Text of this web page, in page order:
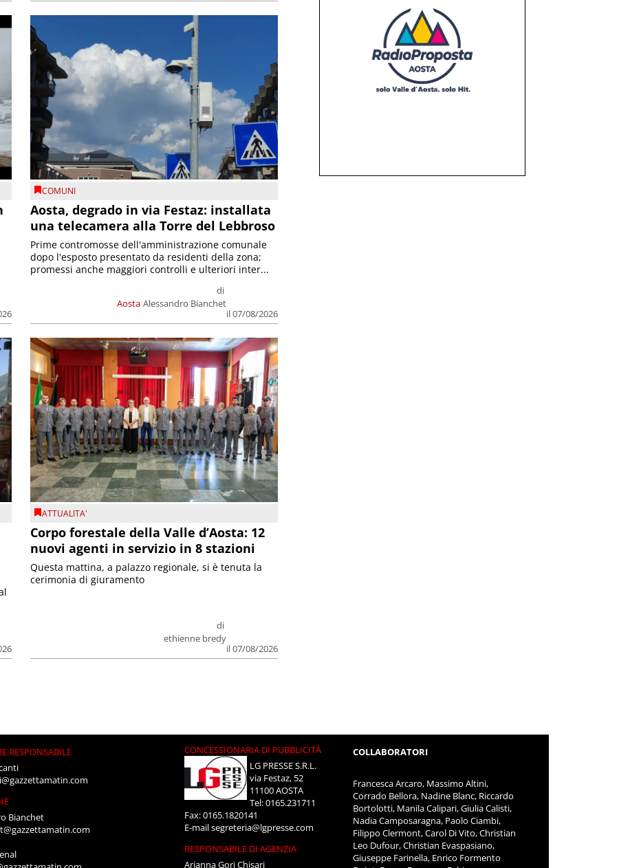
COMUNI
Aosta, degrado in via Festaz: installata
una telecamera alla Torre del Lebbroso
Aosta
di
Alessandro Bianchet
il 07/08/2026
Prime contromosse dell'amministrazione comunale
dopo l'esposto presentato da residenti della zona;
promessi anche maggiori controlli e ulteriori inter...
ATTUALITA'
Corpo forestale della Valle d’Aosta: 12
nuovi agenti in servizio in 8 stazioni
di
ethienne bredy
il 07/08/2026
Questa mattina, a palazzo regionale, si è tenuta la
cerimonia di giuramento
RESPONSABILE
Bianchet
CONCESSIONARIA DI PUBBLICITÀ
LG PRESSE S.R.L.
via Festaz, 52
11100 AOSTA
Tel: 0165.231711
Fax: 0165.1820141
E-mailsegreteria@lgpresse.com
RESPONSABILE DI AGENZIA
Arianna Gori Chisari
COLLABORATORI
Francesca Arcaro, Massimo Altini,
Corrado Bellora, Nadine Blanc, Riccardo
Bortolotti, Manila Calipari, Giulia Calisti,
Nadia Camposaragna, Paolo Ciambi,
Filippo Clermont, Carol Di Vito, Christian
Leo Dufour, Christian Evaspasiano,
Giuseppe Farinella, Enrico Formento